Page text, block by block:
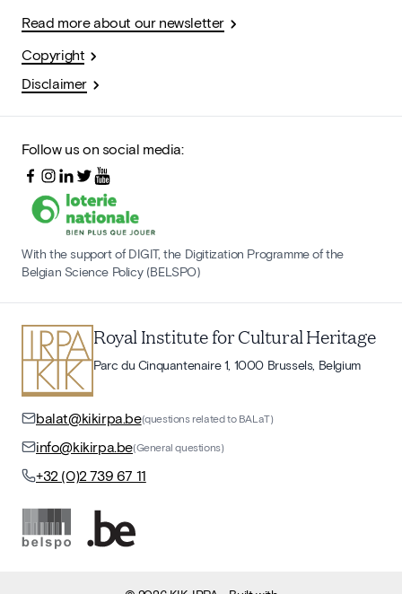
Read more about our newsletter
Copyright
Disclaimer
Follow us on social media:
With the support of DIGIT, the Digitization Programme of the
Belgian Science Policy (BELSPO)
Royal Institute for Cultural Heritage
Parc du Cinquantenaire 1, 1000 Brussels, Belgium
balat@kikirpa.be(questions related to BALaT)
info@kikirpa.be(General questions)
+32 (0)2 739 67 11